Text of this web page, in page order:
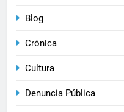
Blog
Crónica
Cultura
Denuncia Pública